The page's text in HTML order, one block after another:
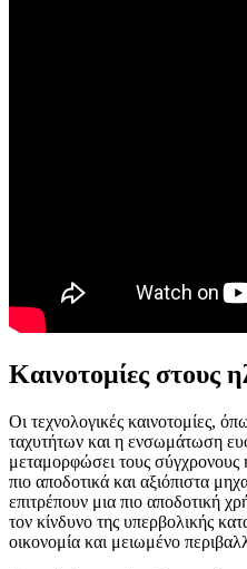
Καινοτομίες στους
Οι τεχνολογικές καινοτομίες,
ταχυτήτων και η ενσωμάτωση
μεταμορφώσει τους σύγχρονους
πιο αποδοτικά και αξιόπιστα
επιτρέπουν μια πιο αποδοτική
τον κίνδυνο της υπερβολικής
οικονομία και μειωμένο